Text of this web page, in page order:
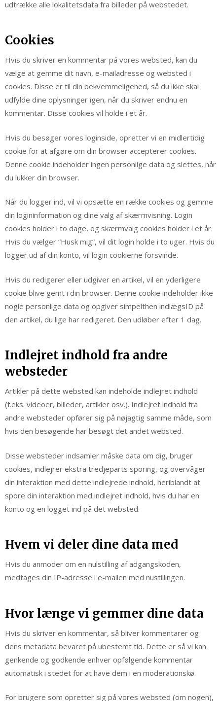
udtrække alle lokalitetsdata fra billeder på webstedet.
Cookies
Hvis du skriver en kommentar på vores websted, kan du
vælge at gemme dit navn, e-mailadresse og websted i
cookies. Disse er til din bekvemmeligehed, så du ikke skal
udfylde dine oplysninger igen, når du skriver endnu en
kommentar. Disse cookies vil holde i et år.
Hvis du besøger vores loginside, opretter vi en midlertidig
cookie for at afgøre om din browser accepterer cookies.
Denne cookie indeholder ingen personlige data og slettes, når
du lukker din browser.
Når du logger ind, vil vi opsætte en række cookies og gemme
din logininformation og dine valg af skærmvisning. Login
cookies holder i to dage, og skærmvalg cookies holder i et år.
Hvis du vælger “Husk mig”, vil dit login holde i to uger. Hvis du
logger ud af din konto, vil login cookierne forsvinde.
Hvis du redigerer eller udgiver en artikel, vil en yderligere
cookie blive gemt i din browser. Denne cookie indeholder ikke
nogle personlige data og opgiver simpelthen indlægsID på
den artikel, du lige har redigeret. Den udløber efter 1 dag.
Indlejret indhold fra andre
websteder
Artikler på dette websted kan indeholde indlejret indhold
(f.eks. videoer, billeder, artikler osv.). Indlejret indhold fra
andre websteder opfører sig på nøjagtig samme måde, som
hvis den besøgende har besøgt det andet websted.
Disse websteder indsamler måske data om dig, bruger
cookies, indlejrer ekstra tredjeparts sporing, og overvåger
din interaktion med dette indlejrede indhold, heriblandt at
spore din interaktion med indlejret indhold, hvis du har en
konto og en logget ind på det websted.
Hvem vi deler dine data med
Hvis du anmoder om en nulstilling af adgangskoden,
medtages din IP-adresse i e-mailen med nustillingen.
Hvor længe vi gemmer dine data
Hvis du skriver en kommentar, så bliver kommentarer og
dens metadata bevaret på ubestemt tid. Dette er så vi kan
genkende og godkende enhver opfølgende kommentar
automatisk i stedet for at have dem i en moderationskø.
For brugere som opretter sig på vores websted (om nogen),